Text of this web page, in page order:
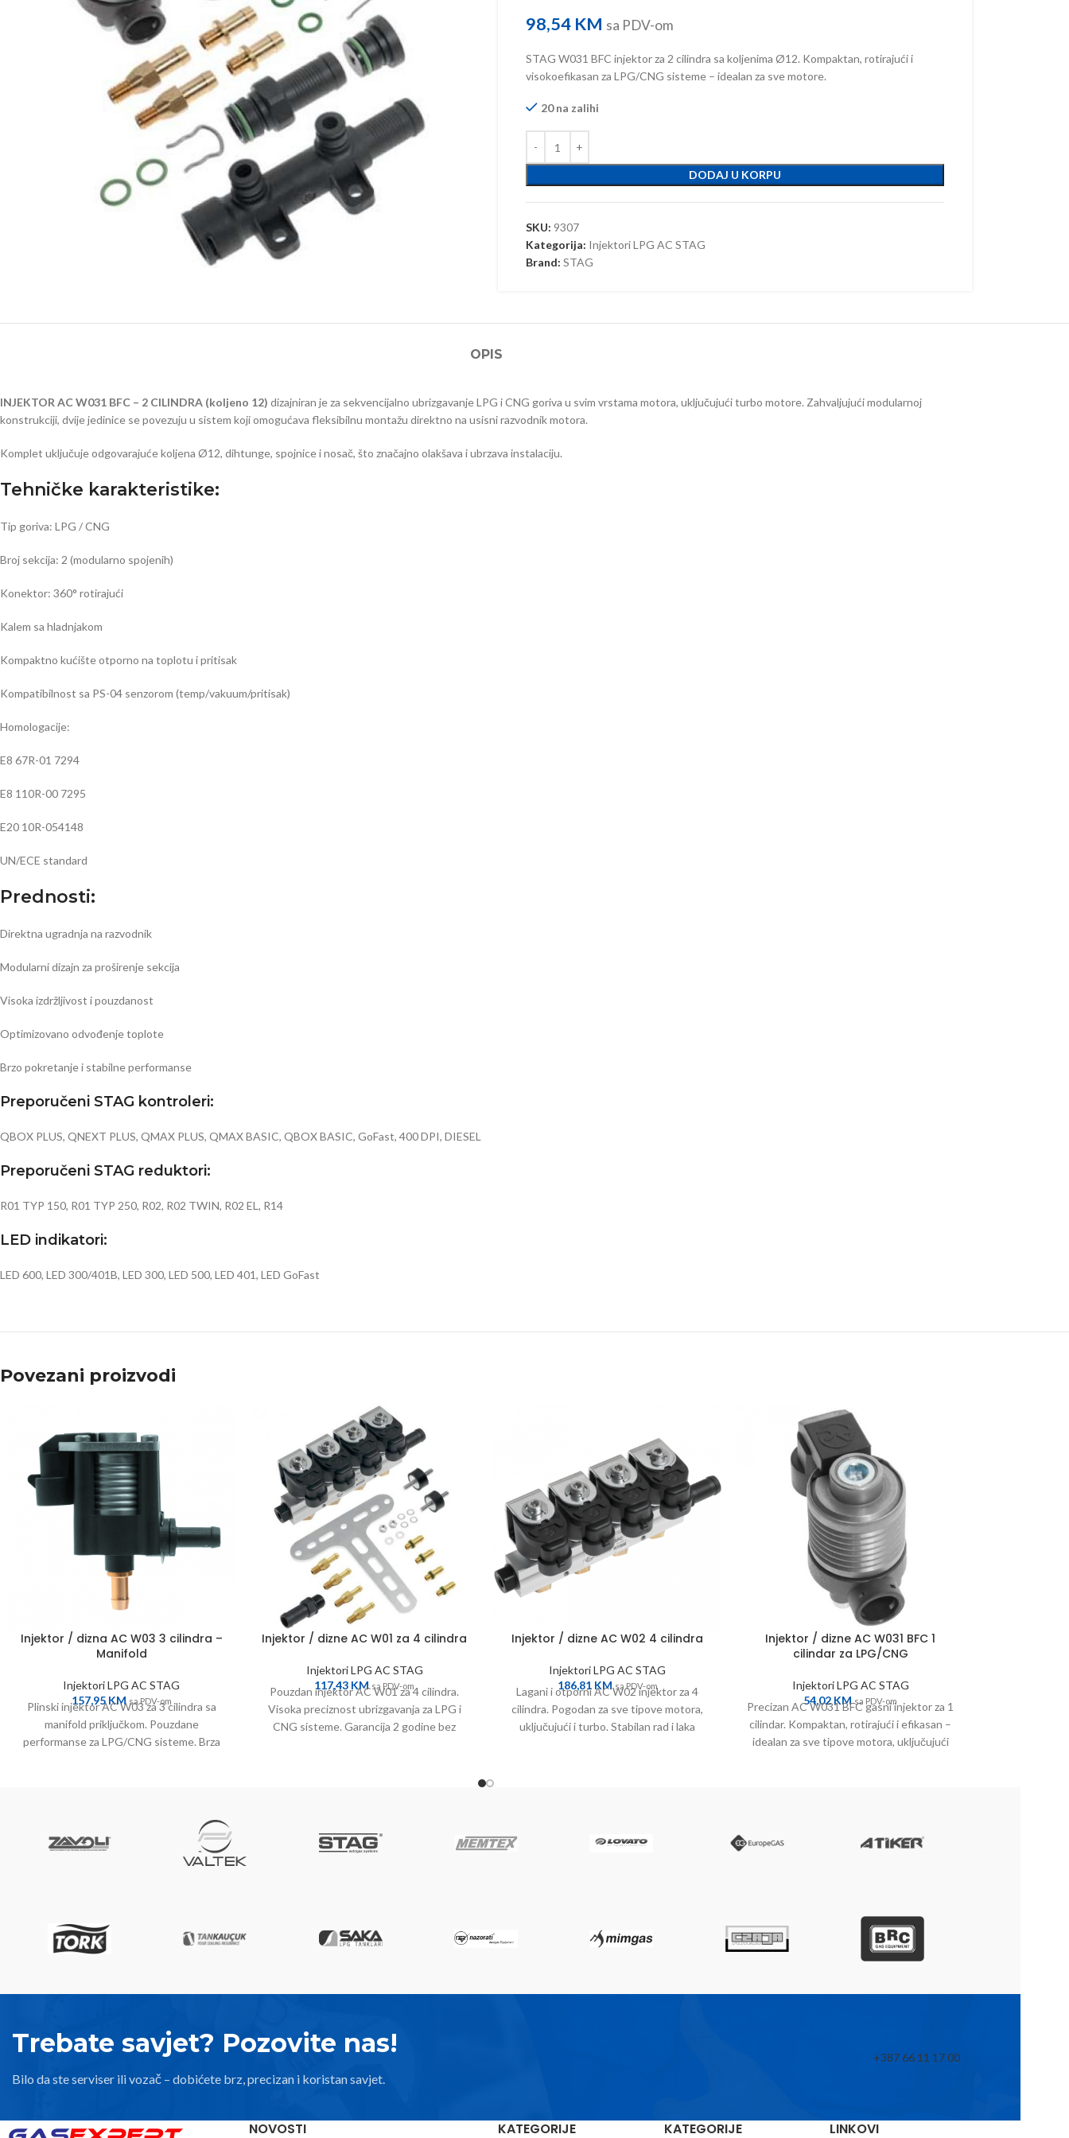
98,54 KM sa PDV-om
STAG W031 BFC injektor za 2 cilindra sa koljenima Ø12. Kompaktan, rotirajući i
visokoefikasan za LPG/CNG sisteme – idealan za sve motore.
20 na zalihi
DODAJ U KORPU
SKU: 9307
Kategorija: Injektori LPG AC STAG
Brand: STAG
OPIS
INJEKTOR AC W031 BFC – 2 CILINDRA (koljeno 12) dizajniran je za sekvencijalno ubrizgavanje LPG i CNG goriva u svim vrstama motora, uključujući turbo motore. Zahvaljujući modularnoj
konstrukciji, dvije jedinice se povezuju u sistem koji omogućava fleksibilnu montažu direktno na usisni razvodnik motora.
Komplet uključuje odgovarajuće koljena Ø12, dihtunge, spojnice i nosač, što značajno olakšava i ubrzava instalaciju.
Tehničke karakteristike:
Tip goriva: LPG / CNG
Broj sekcija: 2 (modularno spojenih)
Konektor: 360° rotirajući
Kalem sa hladnjakom
Kompaktno kućište otporno na toplotu i pritisak
Kompatibilnost sa PS-04 senzorom (temp/vakuum/pritisak)
Homologacije:
E8 67R-01 7294
E8 110R-00 7295
E20 10R-054148
UN/ECE standard
Prednosti:
Direktna ugradnja na razvodnik
Modularni dizajn za proširenje sekcija
Visoka izdržljivost i pouzdanost
Optimizovano odvođenje toplote
Brzo pokretanje i stabilne performanse
Preporučeni STAG kontroleri:
QBOX PLUS, QNEXT PLUS, QMAX PLUS, QMAX BASIC, QBOX BASIC, GoFast, 400 DPI, DIESEL
Preporučeni STAG reduktori:
R01 TYP 150, R01 TYP 250, R02, R02 TWIN, R02 EL, R14
LED indikatori:
LED 600, LED 300/401B, LED 300, LED 500, LED 401, LED GoFast
Povezani proizvodi
Injektor / dizna AC W03 3 cilindra –
Manifold
Injektori LPG AC STAG
157,95KM sa PDV-om
Plinski injektor AC W03 za 3 cilindra sa
manifold priključkom. Pouzdane
performanse za LPG/CNG sisteme. Brza
Injektor / dizne AC W01 za 4 cilindra
Injektori LPG AC STAG
117,43 KM sa PDV-om
Pouzdan injektor AC W01 za 4 cilindra.
Visoka preciznost ubrizgavanja za LPG i
CNG sisteme. Garancija 2 godine bez
Injektor / dizne AC W02 4 cilindra
Injektori LPG AC STAG
186,81 KM sa PDV-om
Lagani i otporni AC W02 injektor za 4
cilindra. Pogodan za sve tipove motora,
uključujući i turbo. Stabilan rad i laka
Injektor / dizne AC W031 BFC 1
cilindar za LPG/CNG
Injektori LPG AC STAG
54,02KM sa PDV-om
Precizan AC W031 BFC gasni injektor za 1
cilindar. Kompaktan, rotirajući i efikasan –
idealan za sve tipove motora, uključujući
Trebate savjet? Pozovite nas!
Bilo da ste serviser ili vozač – dobićete brz, precizan i koristan savjet.
+387 66 11 17 00
NOVOSTI KATEGORIJE KATEGORIJE LINKOVI